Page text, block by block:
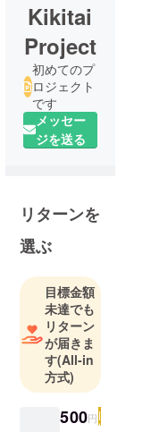
Kikitai
Project
初めてのプ
ロジェクト
です
メッセー
ジを送る
リターンを
選ぶ
目標金額
未達でも
リターン
が届きま
す(All-in
方式)
500円